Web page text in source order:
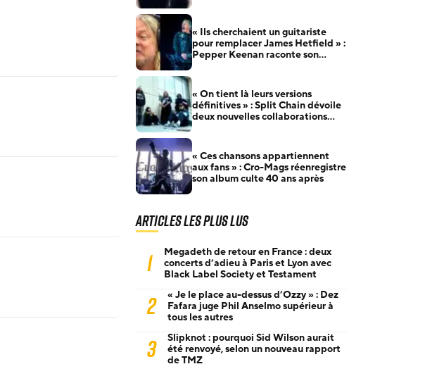
« Ils cherchaient un guitariste
pour remplacer James Hetfield » :
Pepper Keenan raconte son
« On tient là leurs versions
définitives » : Split Chain dévoile
deux nouvelles collaborations
« Ces chansons appartiennent
aux fans » : Cro-Mags réenregistre
son album culte 40 ans après
Articles les plus lus
1
Megadeth de retour en France : deux
concerts d’adieu à Paris et Lyon avec
Black Label Society et Testament
2
« Je le place au-dessus d’Ozzy » : Dez
Fafara juge Phil Anselmo supérieur à
tous les autres
3
Slipknot : pourquoi Sid Wilson aurait
été renvoyé, selon un nouveau rapport
de TMZ